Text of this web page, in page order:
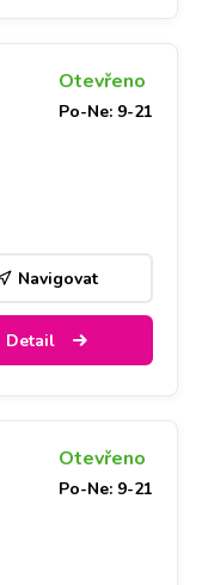
Otevřeno
Po-Ne: 9-21
Navigovat
Detail
Otevřeno
Po-Ne: 9-21